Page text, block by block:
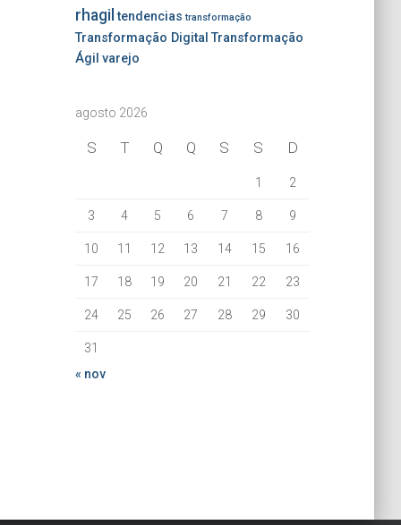
rhagil tendencias transformação
Transformação Digital Transformação
Ágil varejo
agosto 2026
S T Q Q S S D
1 2
3 4 5 6 7 8 9
10 11 12 13 14 15 16
17 18 19 20 21 22 23
24 25 26 27 28 29 30
31
« nov